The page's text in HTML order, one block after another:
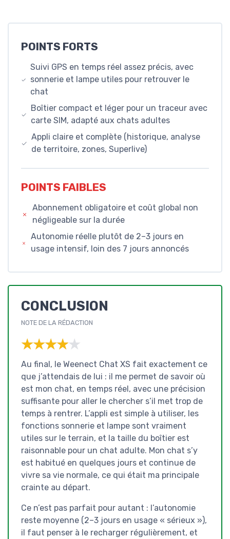
POINTS FORTS
Suivi GPS en temps réel assez précis, avec
sonnerie et lampe utiles pour retrouver le
chat
Boîtier compact et léger pour un traceur avec
carte SIM, adapté aux chats adultes
Appli claire et complète (historique, analyse
de territoire, zones, Superlive)
POINTS FAIBLES
Abonnement obligatoire et coût global non
négligeable sur la durée
Autonomie réelle plutôt de 2–3 jours en
usage intensif, loin des 7 jours annoncés
CONCLUSION
NOTE DE LA RÉDACTION
★★★★★
★★★★★
Au final, le Weenect Chat XS fait exactement ce
que j’attendais de lui : il me permet de savoir où
est mon chat, en temps réel, avec une précision
suffisante pour aller le chercher s’il met trop de
temps à rentrer. L’appli est simple à utiliser, les
fonctions sonnerie et lampe sont vraiment
utiles sur le terrain, et la taille du boîtier est
raisonnable pour un chat adulte. Mon chat s’y
est habitué en quelques jours et continue de
vivre sa vie normale, ce qui était ma principale
crainte au départ.
Ce n’est pas parfait pour autant : l’autonomie
reste moyenne (2–3 jours en usage « sérieux »),
il faut penser à le recharger régulièrement, et